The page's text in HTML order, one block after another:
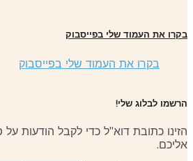
את העמוד שלי בפייסבוק
בקרו את העמוד שלי בפייסבוק
לבלוג שלי!
כתובת דוא"ל כדי לקבל הודעות על